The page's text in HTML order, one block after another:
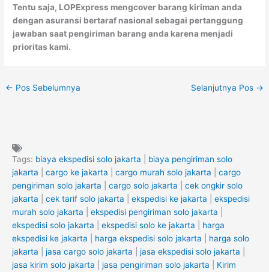
Tentu saja, LOPExpress mengcover barang kiriman anda
dengan asuransi bertaraf nasional sebagai pertanggung
jawaban saat pengiriman barang anda karena menjadi
prioritas kami.
← Pos Sebelumnya Selanjutnya Pos →
Tags: biaya ekspedisi solo jakarta
biaya pengiriman solo
jakarta
cargo ke jakarta cargo murah solo jakarta
cargo
pengiriman solo jakarta
cargo solo jakarta
cek ongkir solo
jakarta
cek tarif solo jakarta ekspedisi ke jakarta
ekspedisi
murah solo jakarta
ekspedisi pengiriman solo jakarta
ekspedisi solo jakarta
ekspedisi solo ke jakarta
harga
ekspedisi ke jakarta
harga ekspedisi solo jakarta
harga solo
jakarta
jasa cargo solo jakarta jasa ekspedisi solo jakarta
jasa kirim solo jakarta
jasa pengiriman solo jakarta
Kirim